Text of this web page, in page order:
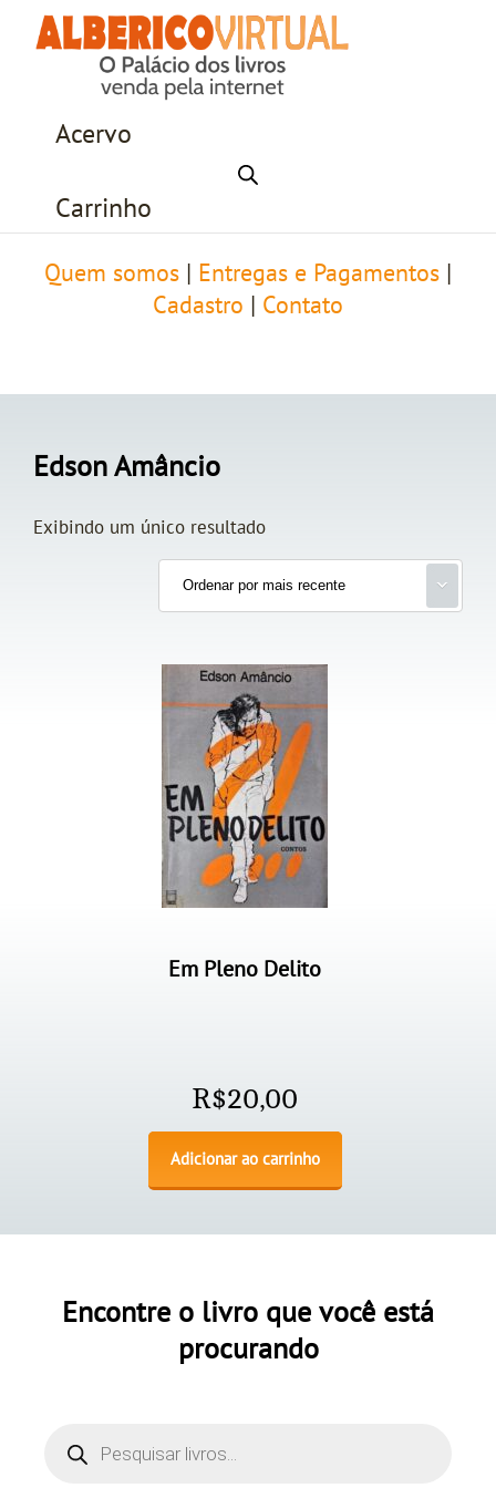
Acervo
Carrinho
Quem somos Entregas e Pagamentos
Cadastro
Contato
Edson Amâncio
Exibindo um único resultado
Em Pleno Delito
R$20,00
Adicionar ao carrinho
Encontre o livro que você está
procurando